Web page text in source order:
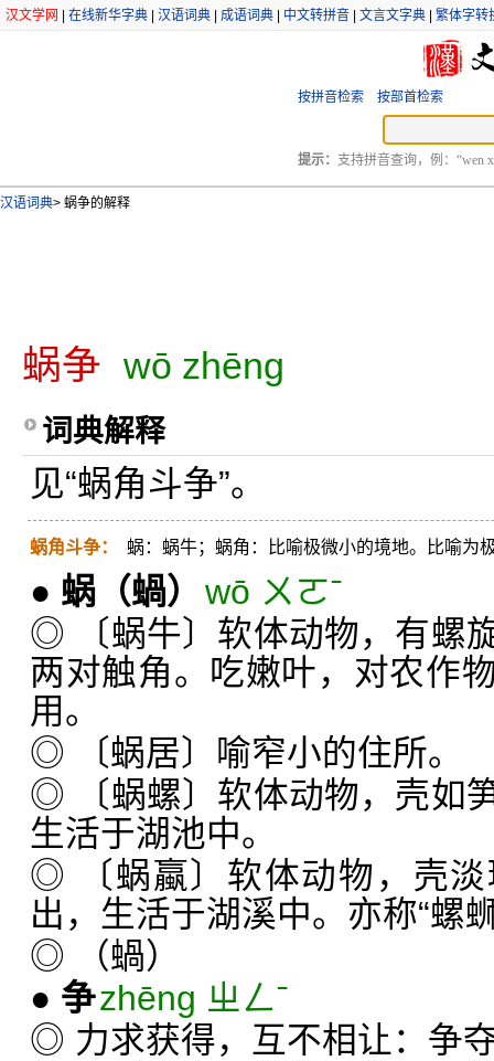
汉文学网 在线新华字典 汉语词典 成语词典 中文转拼音 文言文字典 繁体字转
按拼音检索 按部首检索
提示： 支持拼音查询，例：“wen
汉语词典> 蜗争的解释
蜗争 wō zhēng
词典解释
见“蜗角斗争”。
蜗角斗争： 蜗：蜗牛；蜗角：比喻极微小的境地。比喻为
● 蜗 （蝸） wō ㄨㄛˉ
◎ 〔蜗牛〕软体动物，有螺
两对触角。吃嫩叶，对农作
用。
◎ 〔蜗居〕喻窄小的住所。
◎ 〔蜗螺〕软体动物，壳如
生活于湖池中。
◎ 〔蜗蠃〕软体动物，壳
出，生活于湖溪中。亦称“螺
◎ （蝸）
● 争zhēng ㄓㄥˉ
◎ 力求获得，互不相让：争